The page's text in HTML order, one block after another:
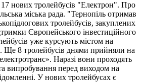
17 нових тролейбусів "Електрон". Про
міська рада. "Тернопіль отримав
тролейбусів, закуплених
Європейського інвестиційного
уже курсують містом на
8 тролейбусів днями прийняли на
Наразі вони проходять
випробування перед виходом на
У нових тролейбусах є